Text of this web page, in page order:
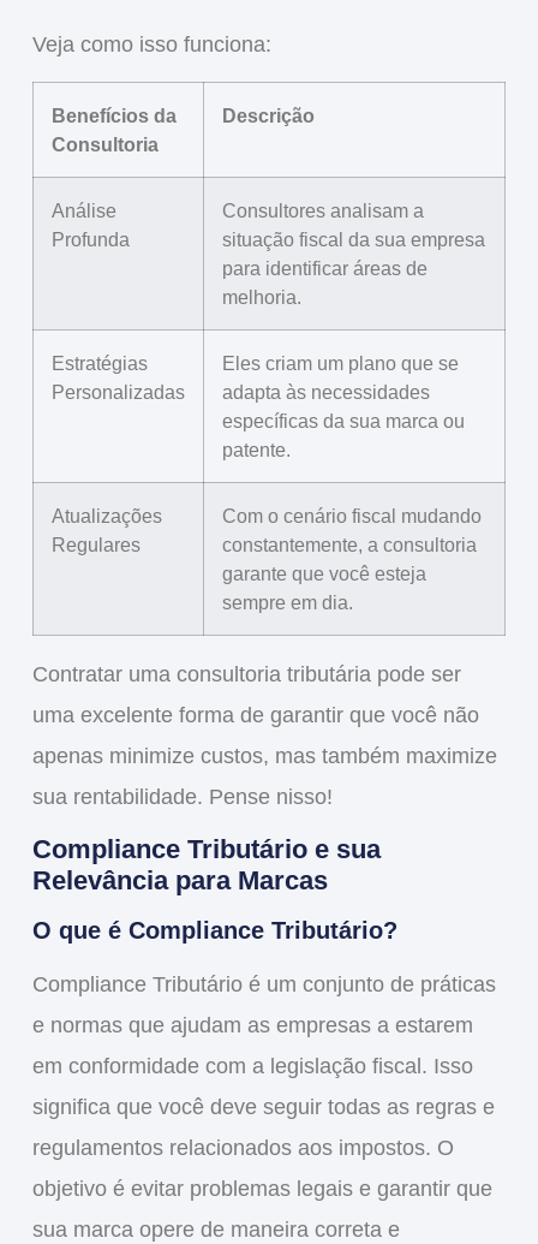
Veja como isso funciona:
Benefícios da
Consultoria
Descrição
Análise
Profunda
Consultores analisam a
situação fiscal da sua empresa
para identificar áreas de
melhoria.
Estratégias
Personalizadas
Eles criam um plano que se
adapta às necessidades
específicas da sua marca ou
patente.
Atualizações
Regulares
Com o cenário fiscal mudando
constantemente, a consultoria
garante que você esteja
sempre em dia.
Contratar uma consultoria tributáriapode ser
uma excelente forma de garantir que você não
apenas minimize custos, mas também maximize
sua rentabilidade. Pense nisso!
Compliance Tributário e sua
Relevância para Marcas
O que é Compliance Tributário?
Compliance Tributárioé um conjunto de práticas
e normas que ajudam as empresas a estarem
em conformidade com a legislação fiscal. Isso
significa que você deve seguir todas as regras e
regulamentos relacionados aos impostos. O
objetivo é evitar problemas legais e garantir que
sua marca opere de maneira correta e